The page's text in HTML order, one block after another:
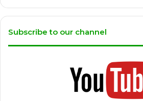
Subscribe to our channel